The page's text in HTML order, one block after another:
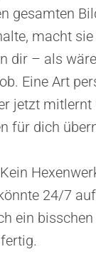
gesamten
macht
dir – als
Eine Art
jetzt
für dich
24/7
ein